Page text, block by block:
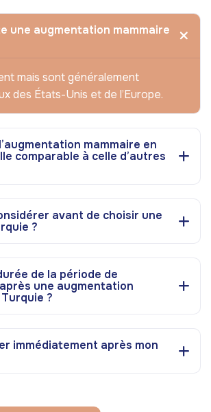
une augmentation mammaire
mais sont généralement
des États-Unis et de l’Europe.
mammaire en
comparable à celle d’autres
avant de choisir une
?
de la période de
une augmentation
?
immédiatement après mon